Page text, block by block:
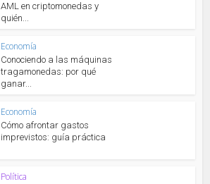
AML en criptomonedas y
quién...
Economía
Conociendo a las máquinas
tragamonedas: por qué
ganar...
Economía
Cómo afrontar gastos
imprevistos: guía práctica
Política